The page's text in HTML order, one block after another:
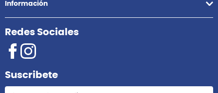
Información
Redes Sociales
Suscribete